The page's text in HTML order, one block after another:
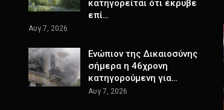
κατηγορείται ότι έκρυβε
επί…
Αυγ 7, 2026
Ενώπιον της Δικαιοσύνης
σήμερα η 46χρονη
κατηγορούμενη για…
Αυγ 7, 2026